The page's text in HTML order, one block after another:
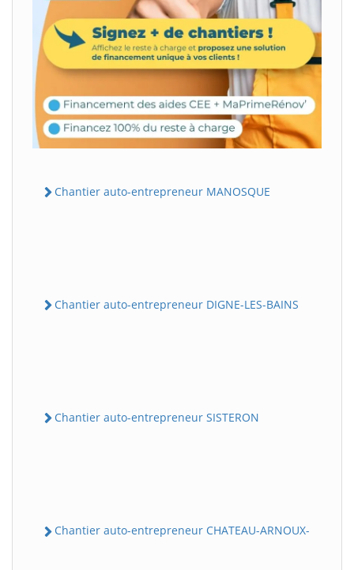
Chantier auto-entrepreneur MANOSQUE
Chantier auto-entrepreneur DIGNE-LES-BAINS
Chantier auto-entrepreneur SISTERON
Chantier auto-entrepreneur CHATEAU-ARNOUX-